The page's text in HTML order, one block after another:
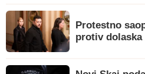
Protestno
protiv